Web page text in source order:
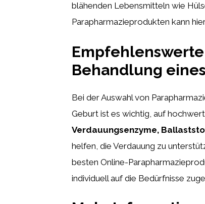
blähenden Lebensmitteln wie
Parapharmazieprodukten kann
Behandlung
Bei der Auswahl von
Geburt ist es wichtig, auf
Verdauungsenzyme,
helfen, die Verdauung zu
besten Online-
individuell auf die Bedürfnisse